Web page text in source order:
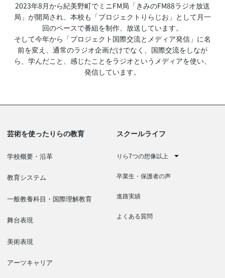
2023年8月から紀美野町でミニFM局「きみのFM88ラジオ放送
局」が開局され、本校も「プロジェクトりらじお」として月一
回のペースで番組を制作、放送しています。
そして今年から「プロジェクト国際交流とメディア発信」に名
前を変え、通常のラジオ企画だけでなく、国際交流をしなが
ら、学んだこと、感じたことをラジオというメディアを使い、
発信しています。
芸術を使ったりらの教育
学校概要・沿革
教育システム
一般教養科目・国際理解教育
舞台表現
美術表現
アーツキャリア
スクールライフ
りら7つの想像以上
卒業生・保護者の声
進路実績
よくある質問